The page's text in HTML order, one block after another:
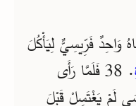
وَاحِدٌ فَرِّيسِيٌّ لِيَأْكُلَ
. 38 فَلَمَّا رَأَى
لَمْ يَغْتَسِلْ قَبْلَ